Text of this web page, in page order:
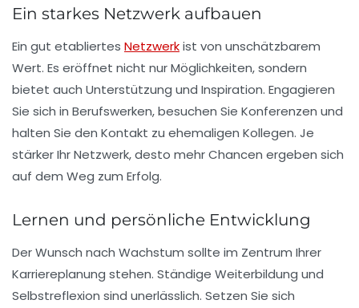
Ein starkes Netzwerk aufbauen
Ein gut etabliertes Netzwerkist von unschätzbarem
Wert. Es eröffnet nicht nur Möglichkeiten, sondern
bietet auch Unterstützung und Inspiration. Engagieren
Sie sich in Berufswerken, besuchen Sie Konferenzen und
halten Sie den Kontakt zu ehemaligen Kollegen. Je
stärker Ihr Netzwerk, desto mehr Chancen ergeben sich
auf dem Weg zum Erfolg.
Lernen und persönliche Entwicklung
Der Wunsch nach Wachstum sollte im Zentrum Ihrer
Karriereplanung stehen. Ständige Weiterbildung und
Selbstreflexion sind unerlässlich. Setzen Sie sich